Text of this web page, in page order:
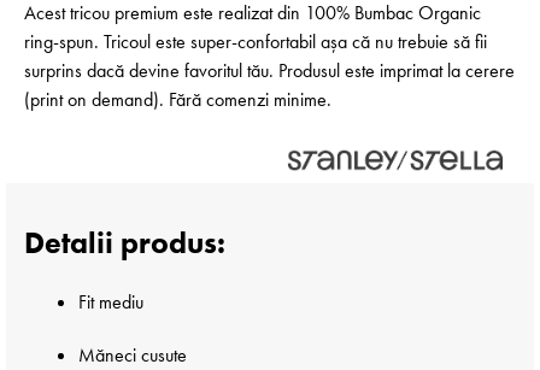
Acest tricou premium este realizat din 100% Bumbac Organic
ring-spun. Tricoul este super-confortabil așa că nu trebuie să fii
surprins dacă devine favoritul tău. Produsul este imprimat la cerere
(print on demand). Fără comenzi minime.
Detalii produs:
Fit mediu
Măneci cusute